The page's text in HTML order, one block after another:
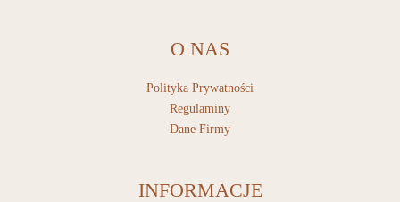
O NAS
Polityka Prywatności
Regulaminy
Dane Firmy
INFORMACJE